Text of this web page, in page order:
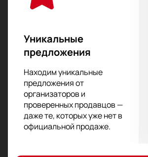
Уникальные
предложения
Находим уникальные
предложения от
организаторов и
проверенных продавцов —
даже те, которых уже нет в
официальной продаже.